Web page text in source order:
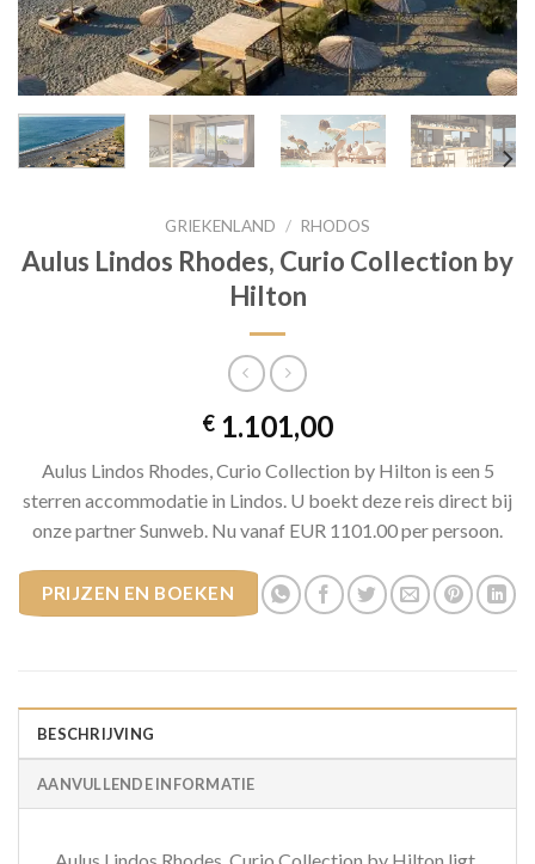
GRIEKENLAND / RHODOS
Aulus Lindos Rhodes, Curio Collection by
Hilton
€ 1.101,00
Aulus Lindos Rhodes, Curio Collection by Hilton is een 5
sterren accommodatie in Lindos. U boekt deze reis direct bij
onze partner Sunweb. Nu vanaf EUR 1101.00 per persoon.
PRIJZEN EN BOEKEN
BESCHRIJVING
AANVULLENDE INFORMATIE